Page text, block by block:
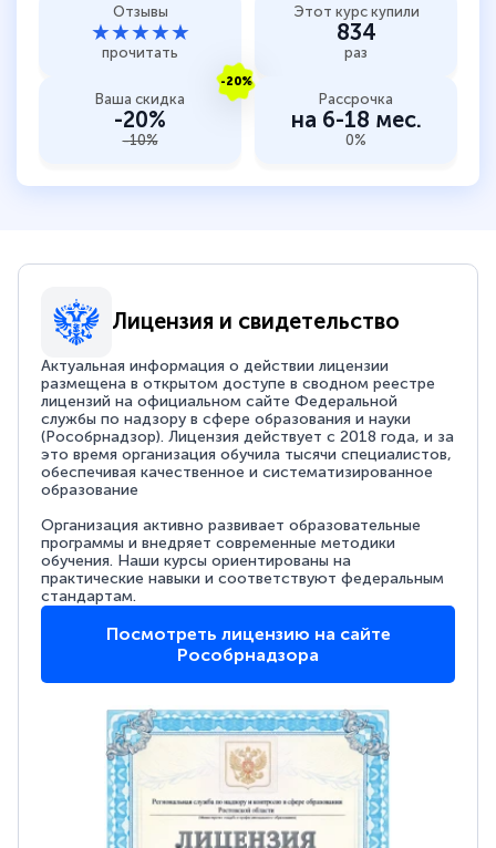
Отзывы
★★★★★
прочитать
Этот курс купили
834
раз
-20%
Ваша скидка
-20%
-10%
Рассрочка
на 6-18 мес.
0%
Лицензия и свидетельство
Актуальная информация о действии лицензии
размещена в открытом доступе в сводном реестре
лицензий на официальном сайте Федеральной
службы по надзору в сфере образования и науки
(Рособрнадзор). Лицензия действует с 2018 года, и за
это время организация обучила тысячи специалистов,
обеспечивая качественное и систематизированное
образование
Организация активно развивает образовательные
программы и внедряет современные методики
обучения. Наши курсы ориентированы на
практические навыки и соответствуют федеральным
стандартам.
Посмотреть лицензию на сайте
Рособрнадзора